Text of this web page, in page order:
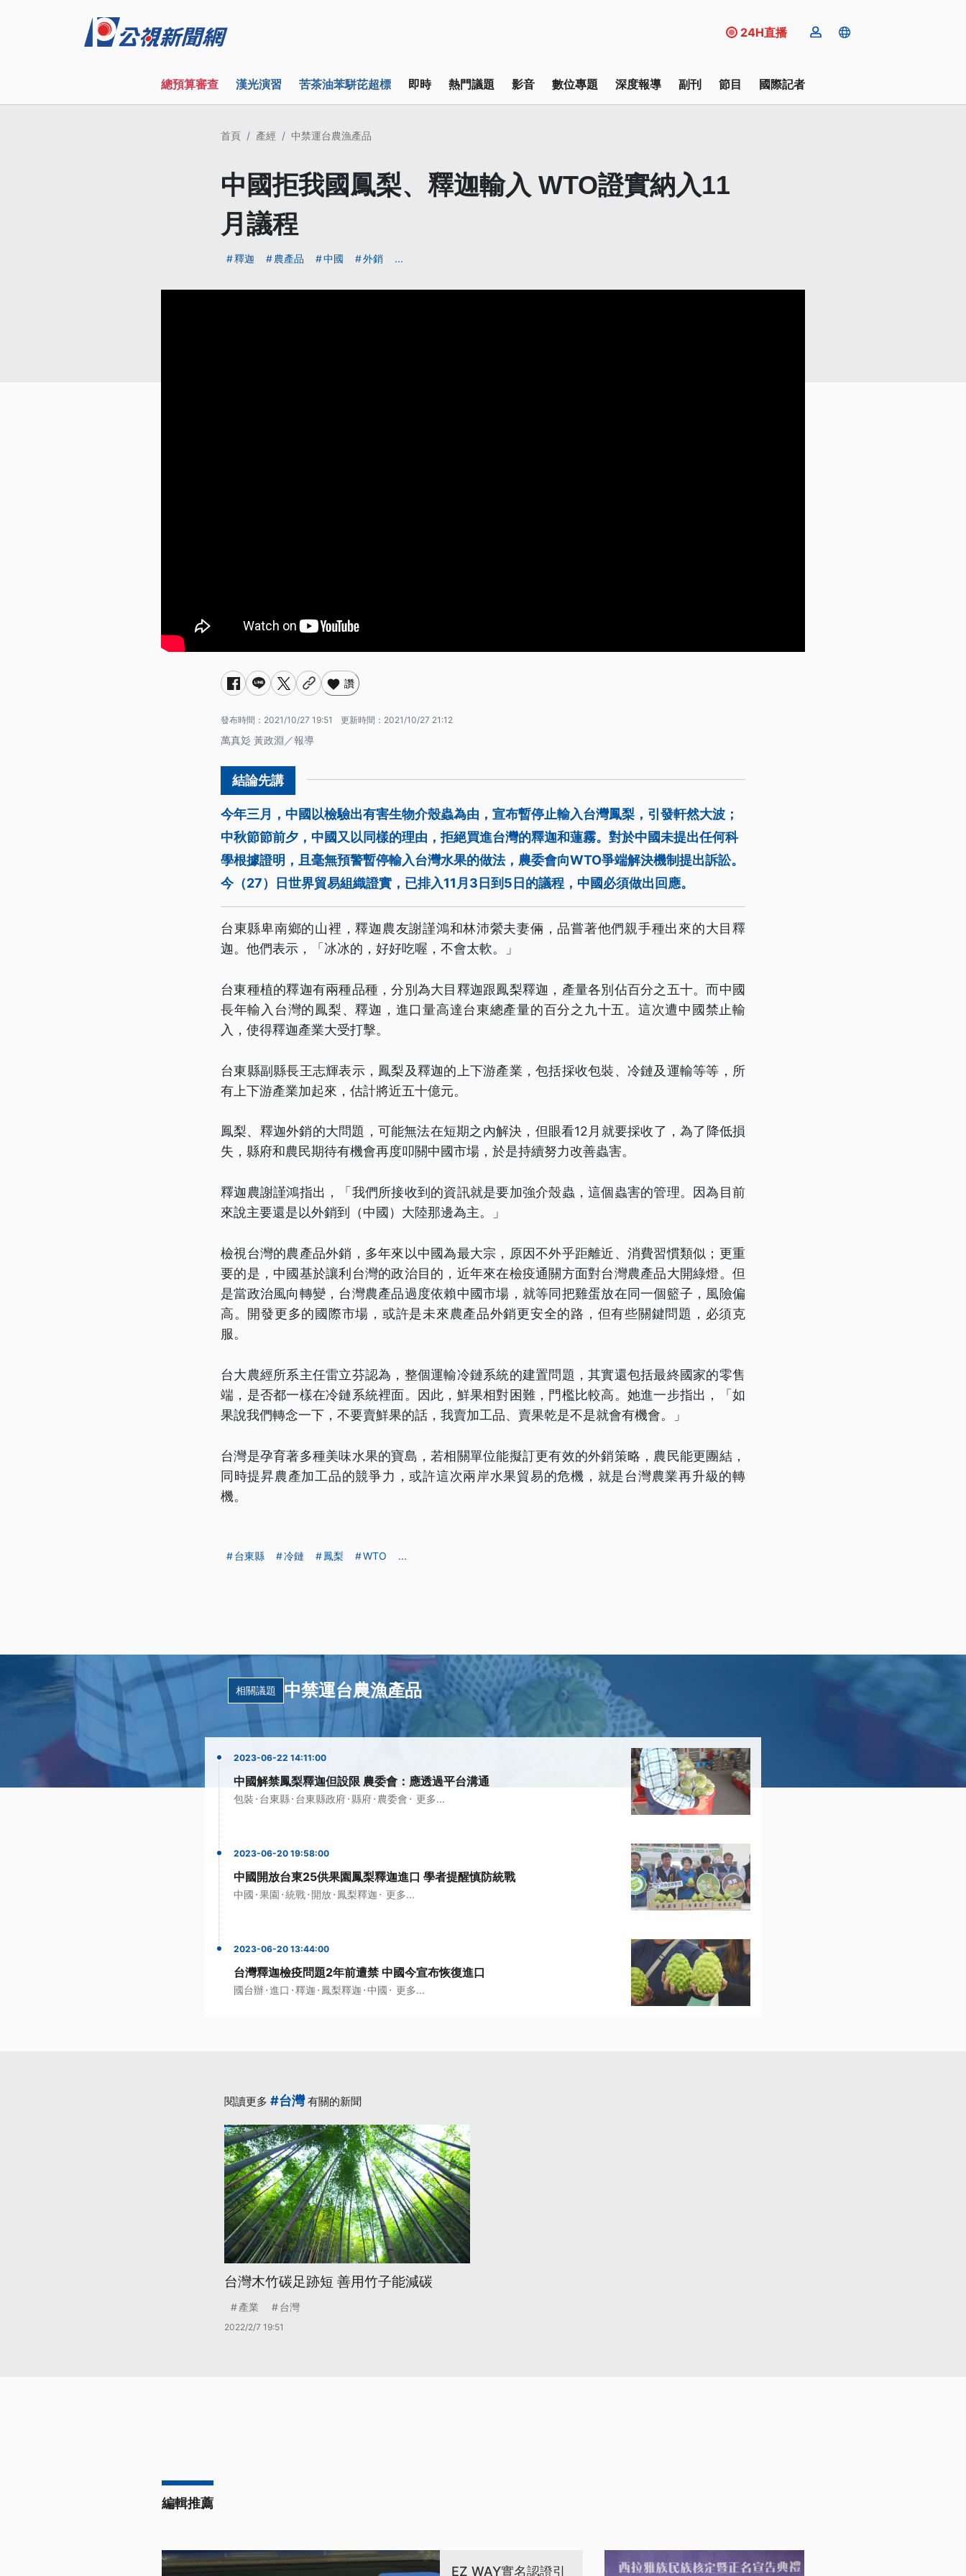
24H直播
總預算審查 漢光演習 苦茶油苯駢芘超標 即時 熱門議題 影音 數位專題 深度報導 副刊 節目 國際記者
首頁 產經 中禁運台農漁產品
中國拒我國鳳梨、釋迦輸入 WTO證實納入11
月議程
釋迦 農產品 中國 外銷 ...
讚
發布時間： 2021/10/27 19:51 更新時間： 2021/10/27 21:12
萬真彣 黃政淵／報導
今年三月，中國以檢驗出有害生物介殼蟲為由，宣布暫停止輸入台灣鳳梨，引發軒然大波；
中秋節節前夕，中國又以同樣的理由，拒絕買進台灣的釋迦和蓮霧。對於中國未提出任何科
學根據證明，且毫無預警暫停輸入台灣水果的做法，農委會向WTO爭端解決機制提出訴訟。
今（27）日世界貿易組織證實，已排入11月3日到5日的議程，中國必須做出回應。
台東縣卑南鄉的山裡，釋迦農友謝謹鴻和林沛縈夫妻倆，品嘗著他們親手種出來的大目釋
迦。他們表示，「冰冰的，好好吃喔，不會太軟。」
台東種植的釋迦有兩種品種，分別為大目釋迦跟鳳梨釋迦，產量各別佔百分之五十。而中國
長年輸入台灣的鳳梨、釋迦，進口量高達台東總產量的百分之九十五。這次遭中國禁止輸
入，使得釋迦產業大受打擊。
台東縣副縣長王志輝表示，鳳梨及釋迦的上下游產業，包括採收包裝、冷鏈及運輸等等，所
有上下游產業加起來，估計將近五十億元。
鳳梨、釋迦外銷的大問題，可能無法在短期之內解決，但眼看12月就要採收了，為了降低損
失，縣府和農民期待有機會再度叩關中國市場，於是持續努力改善蟲害。
釋迦農謝謹鴻指出，「我們所接收到的資訊就是要加強介殼蟲，這個蟲害的管理。因為目前
來說主要還是以外銷到（中國）大陸那邊為主。」
檢視台灣的農產品外銷，多年來以中國為最大宗，原因不外乎距離近、消費習慣類似；更重
要的是，中國基於讓利台灣的政治目的，近年來在檢疫通關方面對台灣農產品大開綠燈。但
是當政治風向轉變，台灣農產品過度依賴中國市場，就等同把雞蛋放在同一個籃子，風險偏
高。開發更多的國際市場，或許是未來農產品外銷更安全的路，但有些關鍵問題，必須克
服。
台大農經所系主任雷立芬認為，整個運輸冷鏈系統的建置問題，其實還包括最終國家的零售
端，是否都一樣在冷鏈系統裡面。因此，鮮果相對困難，門檻比較高。她進一步指出，「如
果說我們轉念一下，不要賣鮮果的話，我賣加工品、賣果乾是不是就會有機會。」
台灣是孕育著多種美味水果的寶島，若相關單位能擬訂更有效的外銷策略，農民能更團結，
同時提昇農產加工品的競爭力，或許這次兩岸水果貿易的危機，就是台灣農業再升級的轉
機。
台東縣 冷鏈 鳳梨 WTO ...
相關議題 中禁運台農漁產品
2023-06-22 14:11:00
中國解禁鳳梨釋迦但設限 農委會：應透過平台溝通
包裝 · 台東縣· 台東縣政府· 縣府· 農委會 · 更多...
2023-06-20 19:58:00
中國開放台東25供果園鳳梨釋迦進口 學者提醒慎防統戰
中國 ·果園 ·統戰· 開放· 鳳梨釋迦 · 更多...
2023-06-20 13:44:00
台灣釋迦檢疫問題2年前遭禁 中國今宣布恢復進口
國台辦·進口 ·釋迦 · 鳳梨釋迦 ·中國 · 更多...
閱讀更多 #台灣有關的新聞
台灣木竹碳足跡短 善用竹子能減碳
產業 台灣
2022/2/7 19:51
編輯推薦
EZ WAY實名認證引